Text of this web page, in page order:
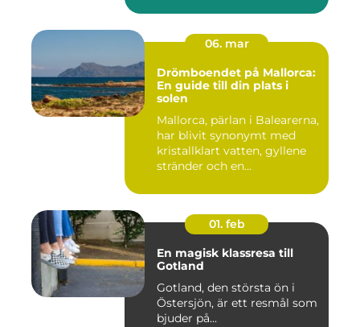
06. mar
Drömboendet på Mallorca:
En guide till din plats i
solen
Mallorca, pärlan i Balearerna,
har blivit synonymt med
kristallklart vatten, gyllene
stränder och en...
01. feb
En magisk klassresa till
Gotland
Gotland, den största ön i
Östersjön, är ett resmål som
bjuder på...